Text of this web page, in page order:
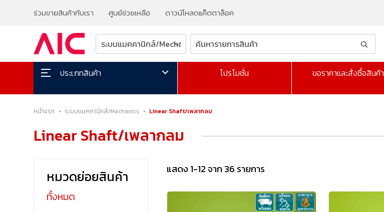
ร่วมขายสินค้ากับเรา ศูนย์ช่วยเหลือ ดาวน์โหลดแค็ตตาล็อค
ประเภทสินค้า โปรโมชั่น ขอราคาและสั่งซื้อสินค้า
หน้าแรก • ระบบแมคคานิกส์/Mechanics • Linear Shaft/เพลากลม
Linear Shaft/เพลากลม
หมวดย่อยสินค้า
ทั้งหมด
แสดง 1-12 จาก 36 รายการ